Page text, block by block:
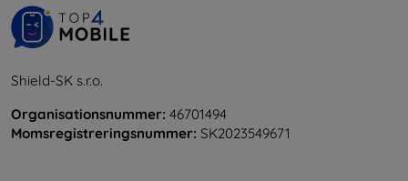
Shield-SK s.r.o.
Organisationsnummer: 46701494
Momsregistreringsnummer: SK2023549671